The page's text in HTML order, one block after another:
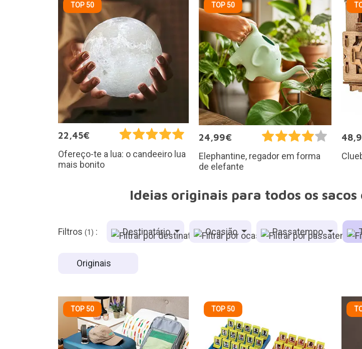
TOP 50
22,45€
Ofereço-te a lua: o candeeiro lua
mais bonito
TOP 50
24,99€
Elephantine, regador em forma
de elefante
Ideias originais para todos os
Filtros (1) : Destinatário Ocasião Passatempo
Originais
TOP 50 TOP 50